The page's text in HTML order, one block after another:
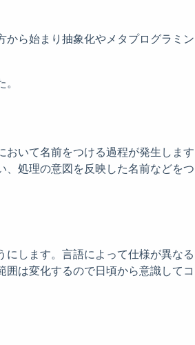
ら始まり抽象化やメタプログラミ
いて名前をつける過程が発生しま
処理の意図を反映した名前などを
します。言語によって仕様が異な
は変化するので日頃から意識して